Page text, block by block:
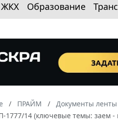
ЖКХ Образование
ПРАЙМ Документы
1777/14 (ключевые темы: заем